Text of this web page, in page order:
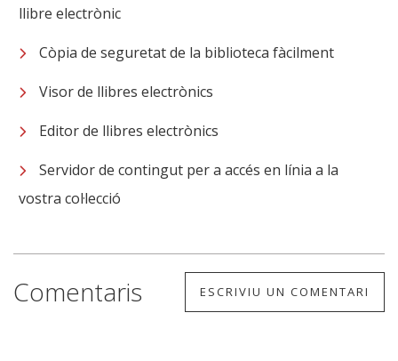
llibre electrònic
Còpia de seguretat de la biblioteca fàcilment
Visor de llibres electrònics
Editor de llibres electrònics
Servidor de contingut per a accés en línia a la
vostra col·lecció
Comentaris ESCRIVIU UN COMENTARI